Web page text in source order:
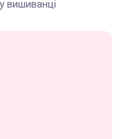
вишиванці